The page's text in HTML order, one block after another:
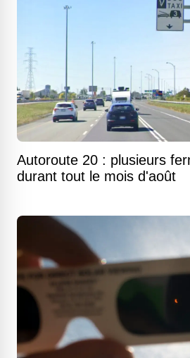
Autoroute 20 : plusieurs
durant tout le mois d'août